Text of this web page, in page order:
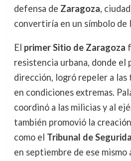
defensa de Zaragoza,
convertiría en un símbolo de
El primer Sitio de Zaragoza
resistencia urbana, donde el
dirección, logró repeler a las
en condiciones extremas.
coordinó a las milicias y al
también promovió la
como el Tribunal de
en septiembre de ese mismo